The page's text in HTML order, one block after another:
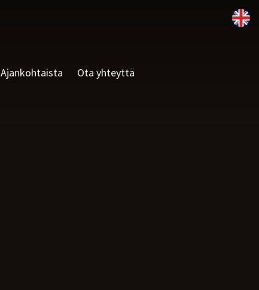
Ajankohtaista Ota yhteyttä